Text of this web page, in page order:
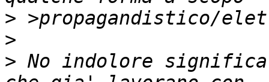
>
>
> No indolore